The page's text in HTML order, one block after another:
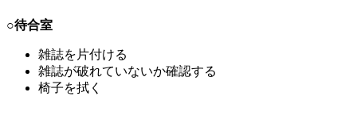
○待合室
雑誌を片付ける
雑誌が破れていないか確認する
椅子を拭く